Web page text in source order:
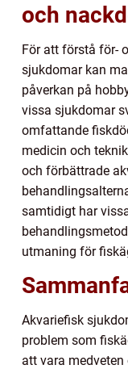
och
För att förstå för-
sjukdomar kan
påverkan på
vissa sjukdomar
omfattande
medicin och
och förbättrade
samtidigt har
utmaning för
Akvariefisk
problem som
att vara